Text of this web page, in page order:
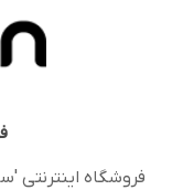
فروشگاه اینترنتی